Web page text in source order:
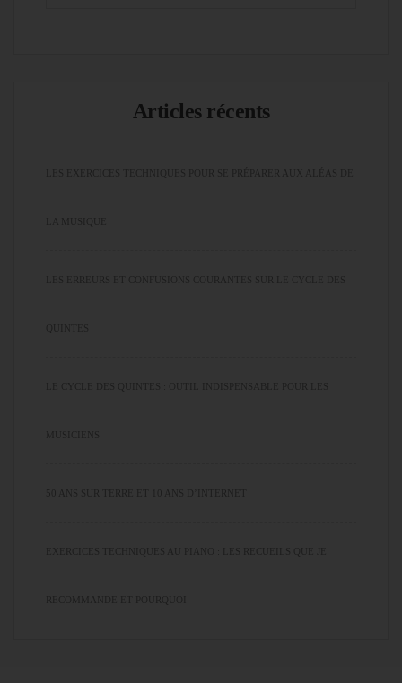
Articles récents
LES EXERCICES TECHNIQUES POUR SE PRÉPARER AUX ALÉAS DE
LA MUSIQUE
LES ERREURS ET CONFUSIONS COURANTES SUR LE CYCLE DES
QUINTES
LE CYCLE DES QUINTES : OUTIL INDISPENSABLE POUR LES
MUSICIENS
50 ANS SUR TERRE ET 10 ANS D’INTERNET
EXERCICES TECHNIQUES AU PIANO : LES RECUEILS QUE JE
RECOMMANDE ET POURQUOI